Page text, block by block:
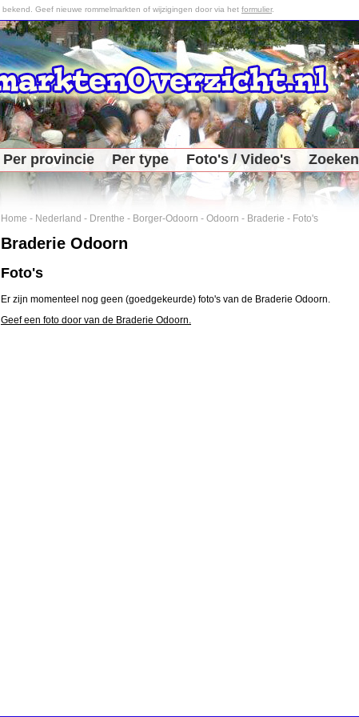
bekend. Geef nieuwe rommelmarkten of wijzigingen door via het formulier.
Per provincie Per type Foto's / Video's Zoeken
Home - Nederland - Drenthe - Borger-Odoorn - Odoorn - Braderie - Foto's
Braderie Odoorn
Foto's
Er zijn momenteel nog geen (goedgekeurde) foto's van de Braderie Odoorn.
Geef een foto door van de Braderie Odoorn.